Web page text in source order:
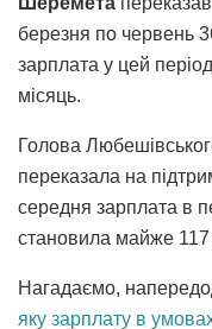
березня по червень
зарплата у цей
місяць.
Голова
переказала на
середня зарплата в
становила майже 117
Нагадаємо,
яку зарплату в